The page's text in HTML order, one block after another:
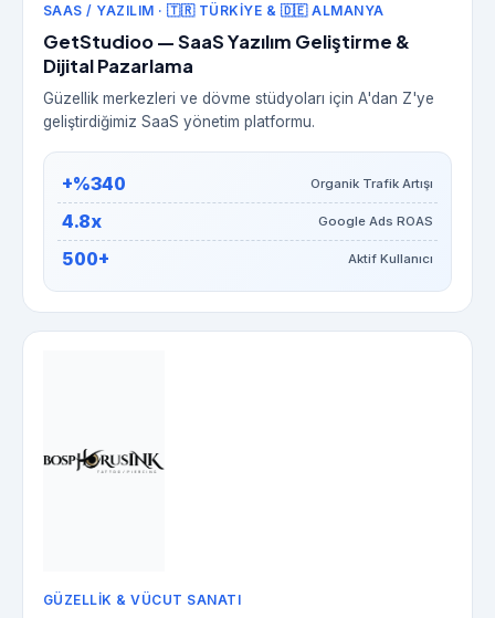
SAAS / YAZILIM · 🇹🇷 TÜRKIYE & 🇩🇪 ALMANYA
GetStudioo — SaaS Yazılım Geliştirme &
Dijital Pazarlama
Güzellik merkezleri ve dövme stüdyoları için A'dan Z'ye
geliştirdiğimiz SaaS yönetim platformu.
+%340 Organik Trafik Artışı
4.8x Google Ads ROAS
500+ Aktif Kullanıcı
GÜZELLIK & VÜCUT SANATI